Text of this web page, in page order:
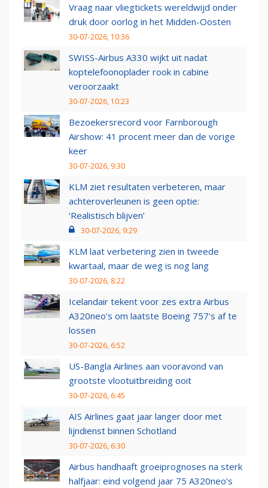
Vraag naar vliegtickets wereldwijd onder
druk door oorlog in het Midden-Oosten
30-07-2026, 10:36
SWISS-Airbus A330 wijkt uit nadat
koptelefoonoplader rook in cabine
veroorzaakt
30-07-2026, 10:23
Bezoekersrecord voor Farnborough
Airshow: 41 procent meer dan de vorige
keer
30-07-2026, 9:30
KLM ziet resultaten verbeteren, maar
achteroverleunen is geen optie:
‘Realistisch blijven’
30-07-2026, 9:29
KLM laat verbetering zien in tweede
kwartaal, maar de weg is nog lang
30-07-2026, 8:22
Icelandair tekent voor zes extra Airbus
A320neo's om laatste Boeing 757's af te
lossen
30-07-2026, 6:52
US-Bangla Airlines aan vooravond van
grootste vlootuitbreiding ooit
30-07-2026, 6:45
AIS Airlines gaat jaar langer door met
lijndienst binnen Schotland
30-07-2026, 6:30
Airbus handhaaft groeiprognoses na sterk
halfjaar: eind volgend jaar 75 A320neo’s